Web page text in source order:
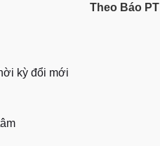
Theo Báo PT
kỳ đổi mới